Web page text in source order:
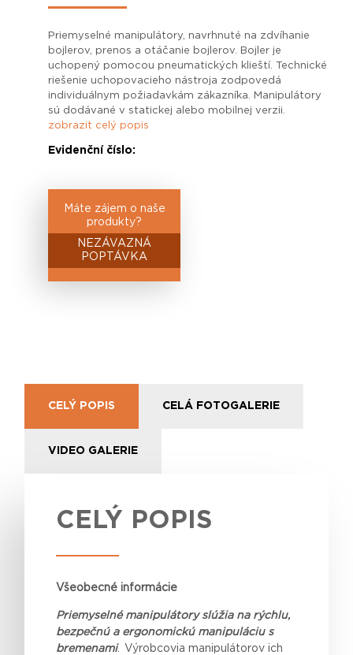
Priemyselné manipulátory, navrhnuté na zdvíhanie
bojlerov, prenos a otáčanie bojlerov. Bojler je
uchopený pomocou pneumatických klieští. Technické
riešenie uchopovacieho nástroja zodpovedá
individuálnym požiadavkám zákazníka. Manipulátory
sú dodávané v statickej alebo mobilnej verzii.
zobrazit celý popis
Evidenční číslo:
Máte zájem o naše
produkty?
NEZÁVAZNÁ
POPTÁVKA
CELÝ POPIS CELÁ FOTOGALERIE
VIDEO GALERIE
CELÝ POPIS
Všeobecné informácie
Priemyselné manipulátory slúžia na rýchlu,
bezpečnú a ergonomickú manipuláciu s
bremenami. Výrobcovia manipulátorov ich